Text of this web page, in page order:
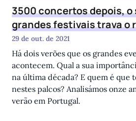
3500 concertos depois,
grandes festivais trava o
29 de out. de 2021
Há dois verões que os grandes
acontecem. Qual a sua
na última década? E quem é que
nestes palcos? Analisámos onze anos de festivais de
verão em Portugal.